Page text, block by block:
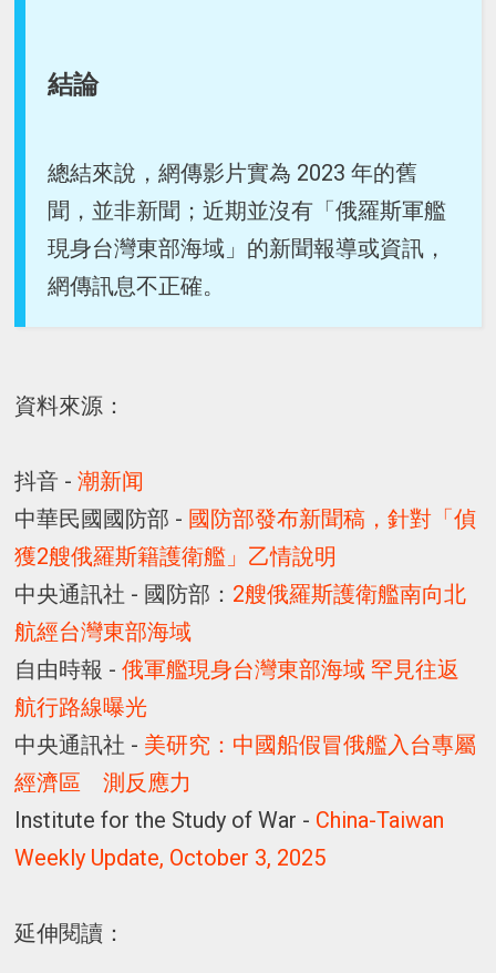
結論
總結來說，網傳影片實為 2023 年的舊
聞，並非新聞；近期並沒有「俄羅斯軍艦
現身台灣東部海域」的新聞報導或資訊，
網傳訊息不正確。
資料來源：
抖音 -潮新闻
中華民國國防部 - 國防部發布新聞稿，針對「偵
獲2艘俄羅斯籍護衛艦」乙情說明
中央通訊社 - 國防部： 2艘俄羅斯護衛艦南向北
航經台灣東部海域
自由時報 -俄軍艦現身台灣東部海域 罕見往返
航行路線曝光
中央通訊社 - 美研究：中國船假冒俄艦入台專屬
經濟區 測反應力
Institute for the Study of War - China-Taiwan
Weekly Update, October 3, 2025
延伸閱讀：